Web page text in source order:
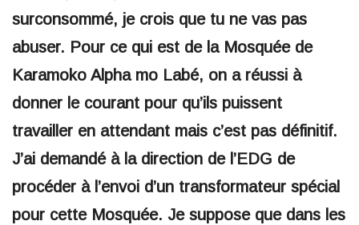
surconsommé, je crois que tu ne vas pas
abuser. Pour ce qui est de la Mosquée de
Karamoko Alpha mo Labé, on a réussi à
donner le courant pour qu’ils puissent
travailler en attendant mais c’est pas définitif.
J’ai demandé à la direction de l’EDG de
procéder à l’envoi d’un transformateur spécial
pour cette Mosquée. Je suppose que dans les